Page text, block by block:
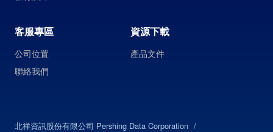
客服專區
公司位置
聯絡我們
資源下載
產品文件
北祥資訊股份有限公司 Pershing Data Corporation